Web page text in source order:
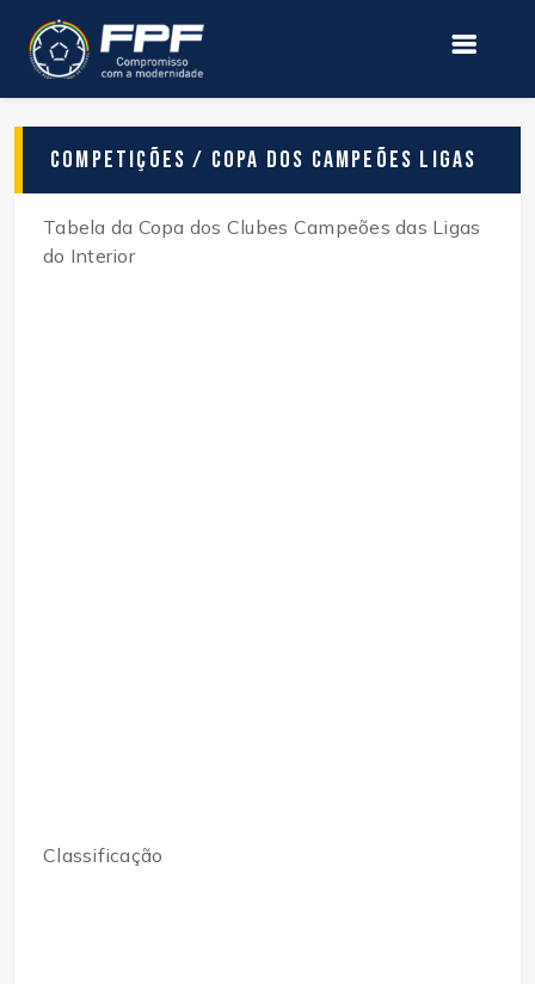
Competições / Copa dos Campeões Ligas
Tabela da Copa dos Clubes Campeões das Ligas
do Interior
Classificação